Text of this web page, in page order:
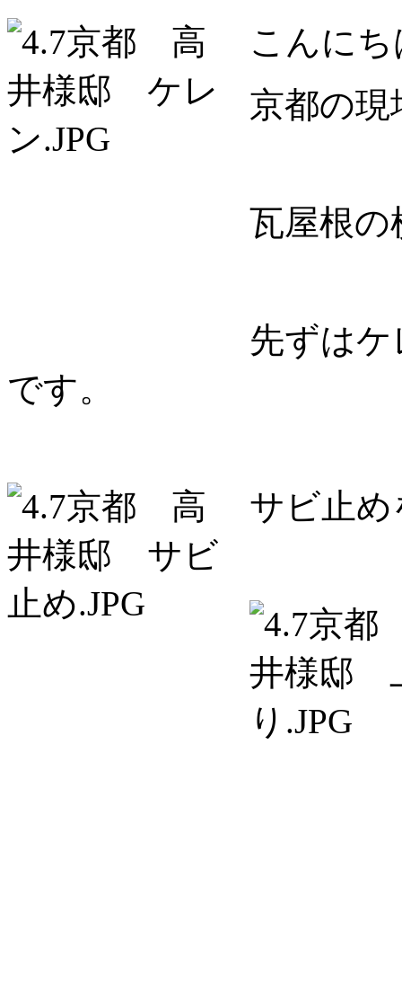
こんに
京都の
瓦屋根の
先ずは
です。
サビ止